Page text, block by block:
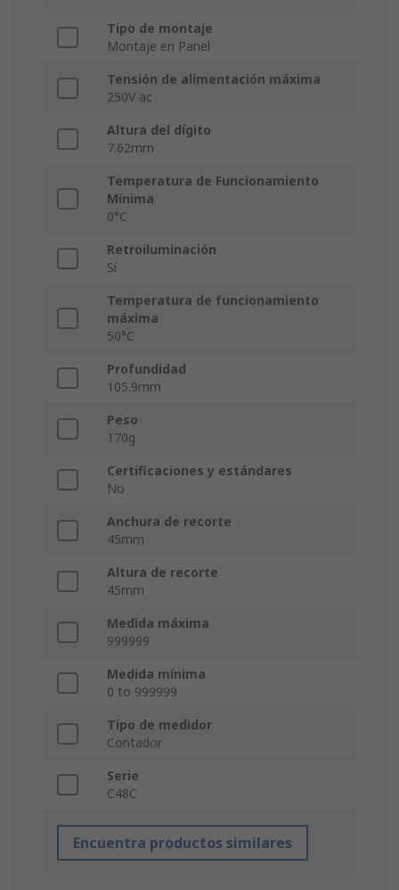
Tipo de montaje
Montaje en Panel
Tensión de alimentación máxima
250V ac
Altura del dígito
7.62mm
Temperatura de Funcionamiento
Mínima
0°C
Retroiluminación
Sí
Temperatura de funcionamiento
máxima
50°C
Profundidad
105.9mm
Peso
170g
Certificaciones y estándares
No
Anchura de recorte
45mm
Altura de recorte
45mm
Medida máxima
999999
Medida mínima
0 to 999999
Tipo de medidor
Contador
Serie
C48C
Encuentra productos similares